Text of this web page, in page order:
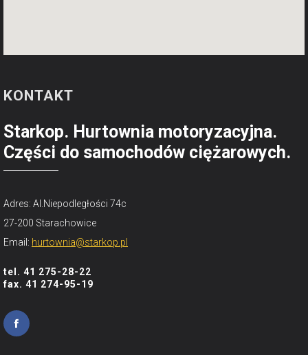
KONTAKT
Starkop. Hurtownia motoryzacyjna.
Części do samochodów ciężarowych.
Adres: Al.Niepodległości 74c
27-200 Starachowice
Email: hurtownia@starkop.pl
tel. 41 275-28-22
fax. 41 274-95-19